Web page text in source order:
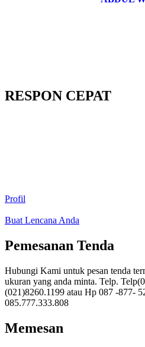
RESPON CEPAT
Profil
Buat Lencana Anda
Pemesanan Tenda
Hubungi Kami untuk pesan tenda
ukuran yang anda minta. Telp.
(021)8260.1199 atau Hp 087 -877-
085.777.333.808
Memesan